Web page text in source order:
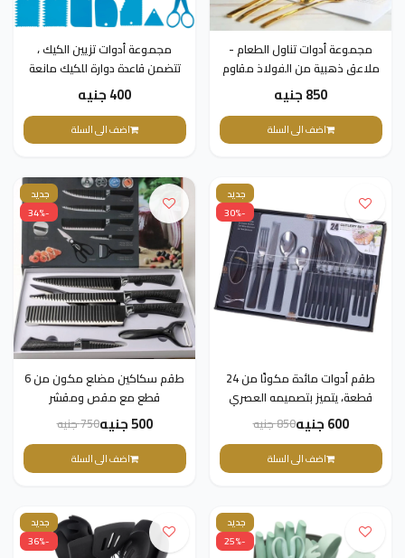
مجموعة أدوات تناول الطعام -
ملاعق ذهبية من الفولاذ مقاوم
للصدأ لترتيبات طاولة راقية
850 جنيه
اضف الى السلة
مجموعة أدوات تزيين الكيك ،
تتضمن قاعدة دوارة للكيك مانعة
للانزلاق، وقوالب كيك، وأدوات
تزيين الكيك، وأكواب مافن،
ومستلزمات الخبز، ومجموعة خبز
للمبتدئين
400 جنيه
اضف الى السلة
جديد
-30%
طقم أدوات مائدة مكونًا من 24
قطعة، يتميز بتصميمه العصري
برؤوس من الفولاذ المقاوم للصدأ
ومقابض سوداء من مادة
اصطناعية
600 جنيه 850 جنيه
اضف الى السلة
جديد
-34%
طقم سكاكين مضلع مكون من 6
قطع مع مقص ومقشر
500 جنيه 750 جنيه
اضف الى السلة
جديد
-25%
جديد
-36%